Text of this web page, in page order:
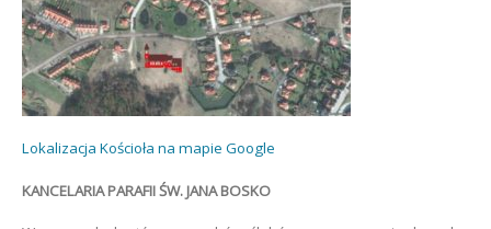
Lokalizacja Kościoła na mapie Google
KANCELARIA PARAFII ŚW. JANA BOSKO